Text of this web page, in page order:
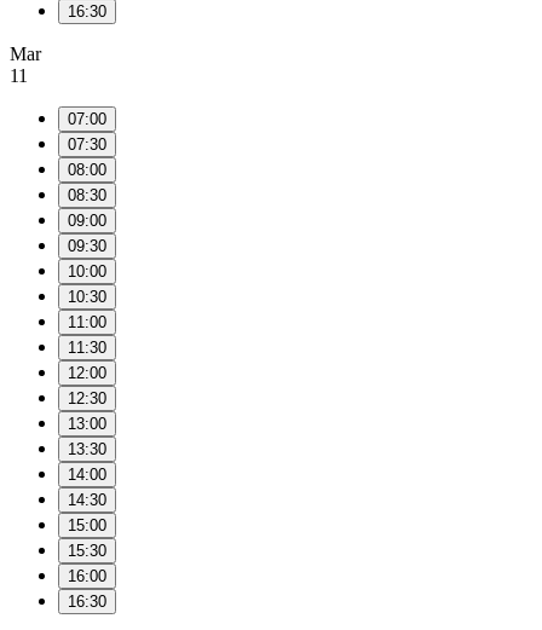
16:30
Mar
11
07:00
07:30
08:00
08:30
09:00
09:30
10:00
10:30
11:00
11:30
12:00
12:30
13:00
13:30
14:00
14:30
15:00
15:30
16:00
16:30